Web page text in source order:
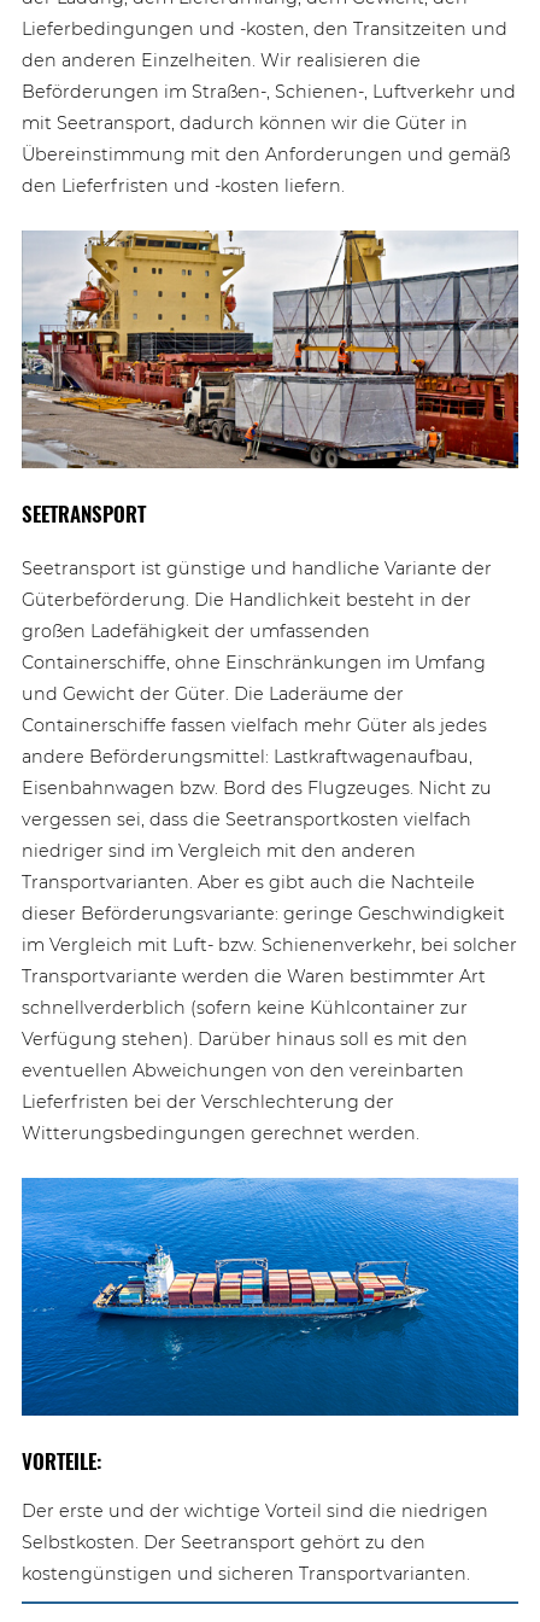
Lieferbedingungen und -kosten, den Transitzeiten und
den anderen Einzelheiten. Wir realisieren die
Beförderungen im Straßen-, Schienen-, Luftverkehr und
mit Seetransport, dadurch können wir die Güter in
Übereinstimmung mit den Anforderungen und gemäß
den Lieferfristen und -kosten liefern.
SEETRANSPORT
Seetransport ist günstige und handliche Variante der
Güterbeförderung. Die Handlichkeit besteht in der
großen Ladefähigkeit der umfassenden
Containerschiffe, ohne Einschränkungen im Umfang
und Gewicht der Güter. Die Laderäume der
Containerschiffe fassen vielfach mehr Güter als jedes
andere Beförderungsmittel: Lastkraftwagenaufbau,
Eisenbahnwagen bzw. Bord des Flugzeuges. Nicht zu
vergessen sei, dass die Seetransportkosten vielfach
niedriger sind im Vergleich mit den anderen
Transportvarianten. Aber es gibt auch die Nachteile
dieser Beförderungsvariante: geringe Geschwindigkeit
im Vergleich mit Luft- bzw. Schienenverkehr, bei solcher
Transportvariante werden die Waren bestimmter Art
schnellverderblich (sofern keine Kühlcontainer zur
Verfügung stehen). Darüber hinaus soll es mit den
eventuellen Abweichungen von den vereinbarten
Lieferfristen bei der Verschlechterung der
Witterungsbedingungen gerechnet werden.
VORTEILE:
Der erste und der wichtige Vorteil sind die niedrigen
Selbstkosten. Der Seetransport gehört zu den
kostengünstigen und sicheren Transportvarianten.